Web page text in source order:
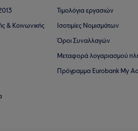
& Κοινωνικής
Τιμολόγια εργασιών
Ισοτιμίες Νομισμάτων
Όροι Συναλλαγών
Μεταφορά λογαριασμού
Πρόγραμμα Eurobank My